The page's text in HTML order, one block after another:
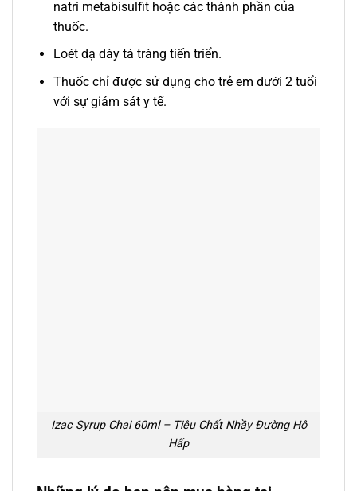
natri metabisulfit hoặc các thành phần của
thuốc.
Loét dạ dày tá tràng tiến triển.
Thuốc chỉ được sử dụng cho trẻ em dưới 2 tuổi
với sự giám sát y tế.
Izac Syrup Chai 60ml – Tiêu Chất Nhầy Đường Hô
Hấp